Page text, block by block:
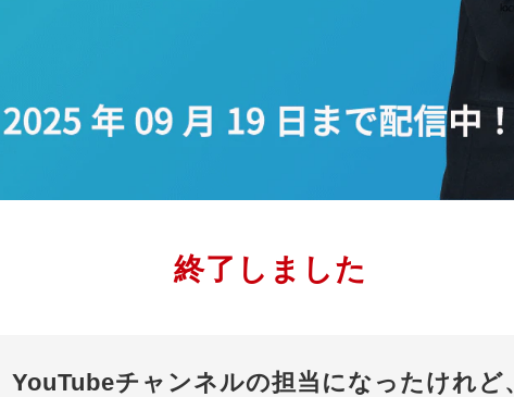
終了しました
YouTubeチャンネルの担当になったけれど